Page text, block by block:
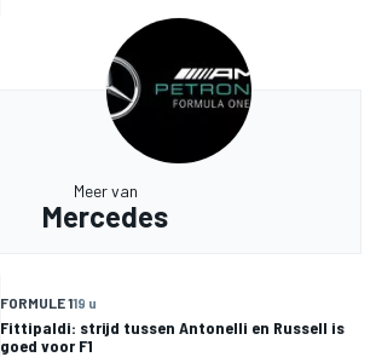
Meer van
Mercedes
FORMULE 119 u
Fittipaldi: strijd tussen Antonelli en Russell is
goed voor F1